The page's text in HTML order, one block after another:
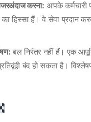
करना: आपके कर्मचारी
का हिस्सा हैं। वे सेवा प्रदान
बल निरंतर नहीं हैं। एक
बंद हो सकता है।